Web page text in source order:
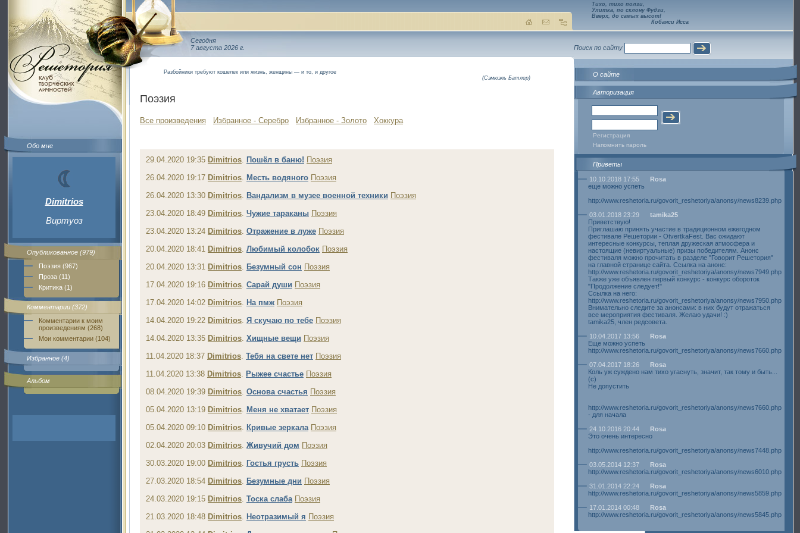
Обо мне
Dimitrios
Виртуоз
Опубликованное (979)
Поэзия (967)
Проза (11)
Критика (1)
Комментарии (372)
Комментарии к моим
произведениям (268)
Мои комментарии (104)
Избранное (4)
Альбом
Сегодня
7 августа 2026 г.
Разбойники требуют кошелек или жизнь, женщины — и то, и другое
(Сэмюэль Батлер)
Поэзия
Все произведения Избранное - Серебро Избранное - Золото Хоккура
29.04.2020 19:35 Dimitrios. Пошёл в баню! Поэзия
26.04.2020 19:17 Dimitrios. Месть водяного Поэзия
26.04.2020 13:30 Dimitrios. Вандализм в музее военной техники Поэзия
23.04.2020 18:49 Dimitrios. Чужие тараканы Поэзия
23.04.2020 13:24 Dimitrios. Отражение в луже Поэзия
20.04.2020 18:41 Dimitrios. Любимый колобок Поэзия
20.04.2020 13:31 Dimitrios. Безумный сон Поэзия
17.04.2020 19:16 Dimitrios. Сарай души Поэзия
17.04.2020 14:02 Dimitrios. На пмж Поэзия
14.04.2020 19:22 Dimitrios. Я скучаю по тебе Поэзия
14.04.2020 13:35 Dimitrios. Хищные вещи Поэзия
11.04.2020 18:37 Dimitrios. Тебя на свете нет Поэзия
11.04.2020 13:38 Dimitrios. Рыжее счастье Поэзия
08.04.2020 19:39 Dimitrios. Основа счастья Поэзия
05.04.2020 13:19 Dimitrios. Меня не хватает Поэзия
05.04.2020 09:10 Dimitrios. Кривые зеркала Поэзия
02.04.2020 20:03 Dimitrios. Живучий дом Поэзия
30.03.2020 19:00 Dimitrios. Гостья грусть Поэзия
27.03.2020 18:54 Dimitrios. Безумные дни Поэзия
24.03.2020 19:15 Dimitrios. Тоска слаба Поэзия
21.03.2020 18:48 Dimitrios. Неотразимый я Поэзия
Тихо, тихо ползи,
Улитка, по склону Фудзи,
Вверх, до самых высот!
Кобаяси Исса
Поиск по сайту
О сайте
Авторизация
Регистрация
Напомнить пароль
Приветы
10.10.2018 17:55
Rosa
еще можно успеть
http://www.reshetoria.ru/govorit_reshetoriya/anonsy/news8239.php
03.01.2018 23:29
tamika25
Приветствую!
Приглашаю принять участие в традиционном ежегодном
фестивале Решетории - OtvertkaFest. Вас ожидают
интересные конкурсы, теплая дружеская атмосфера и
настоящие (невиртуальные) призы победителям. Анонс
фестиваля можно прочитать в разделе "Говорит Решетория"
на главной странице сайта. Ссылка на анонс:
http://www.reshetoria.ru/govorit_reshetoriya/anonsy/news7949.php
Также уже объявлен первый конкурс - конкурс обороток
"Продолжение следует!"
Ссылка на него:
http://www.reshetoria.ru/govorit_reshetoriya/anonsy/news7950.php
Внимательно следите за анонсами: в них будут отражаться
все мероприятия фестиваля. Желаю удачи! :)
tamika25, член редсовета.
10.04.2017 13:56
Rosa
Еще можно успеть
http://www.reshetoria.ru/govorit_reshetoriya/anonsy/news7660.php
07.04.2017 18:26
Rosa
Коль уж суждено нам тихо угаснуть, значит, так тому и быть...
(с)
Не допустить
http://www.reshetoria.ru/govorit_reshetoriya/anonsy/news7660.php
- для начала
24.10.2016 20:44
Rosa
Это очень интересно
http://www.reshetoria.ru/govorit_reshetoriya/anonsy/news7448.php
03.05.2014 12:37
Rosa
http://www.reshetoria.ru/govorit_reshetoriya/anonsy/news6010.php
31.01.2014 22:24
Rosa
http://www.reshetoria.ru/govorit_reshetoriya/anonsy/news5859.php
17.01.2014 00:48
Rosa
http://www.reshetoria.ru/govorit_reshetoriya/anonsy/news5845.php